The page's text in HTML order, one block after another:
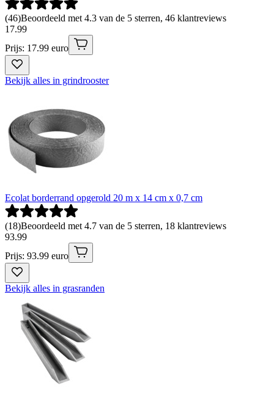
(46)Beoordeeld met 4.3 van de 5 sterren, 46 klantreviews
17.99
Prijs: 17.99 euro
Bekijk alles in grindrooster
Ecolat borderrand opgerold 20 m x 14 cm x 0,7 cm
(18)Beoordeeld met 4.7 van de 5 sterren, 18 klantreviews
93.99
Prijs: 93.99 euro
Bekijk alles in grasranden